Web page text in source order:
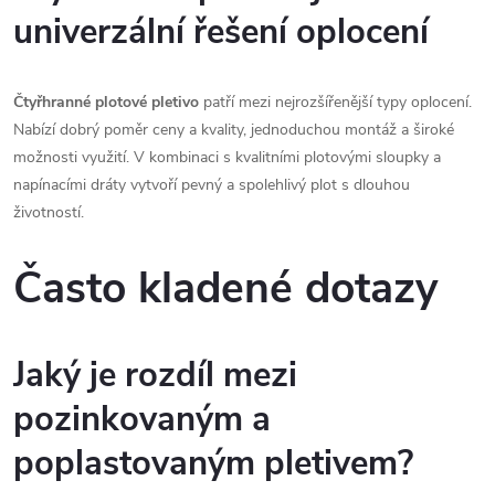
univerzální řešení oplocení
Čtyřhranné plotové pletivo patří mezi nejrozšířenější typy oplocení.
Nabízí dobrý poměr ceny a kvality, jednoduchou montáž a široké
možnosti využití. V kombinaci s kvalitními plotovými sloupky a
napínacími dráty vytvoří pevný a spolehlivý plot s dlouhou
životností.
Často kladené dotazy
Jaký je rozdíl mezi
pozinkovaným a
poplastovaným pletivem?